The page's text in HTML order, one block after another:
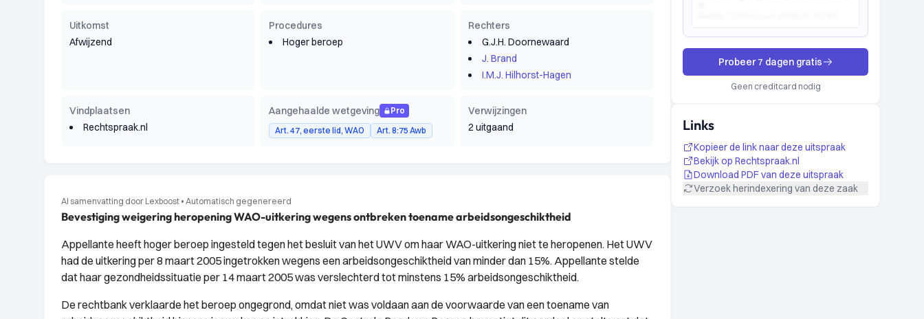
Uitkomst
Afwijzend
Procedures
Hoger beroep
Rechters
G.J.H. Doornewaard
J. Brand
I.M.J. Hilhorst-Hagen
Vindplaatsen
Rechtspraak.nl
Aangehaalde wetgeving
Pro
Art. 47, eerste lid, WAO
Art. 8:75 Awb
Verwijzingen
2 uitgaand
AI samenvatting door Lexboost • Automatisch gegenereerd
Bevestiging weigering heropening WAO-uitkering wegens ontbreken toename arbeidsongeschiktheid
Appellante heeft hoger beroep ingesteld tegen het besluit van het UWV om haar WAO-uitkering niet te heropenen. Het UWV
had de uitkering per 8 maart 2005 ingetrokken wegens een arbeidsongeschiktheid van minder dan 15%. Appellante stelde
dat haar gezondheidssituatie per 14 maart 2005 was verslechterd tot minstens 15% arbeidsongeschiktheid.
De rechtbank verklaarde het beroep ongegrond, omdat niet was voldaan aan de voorwaarde van een toename van
Probeer 7 dagen gratis
Geen creditcard nodig
Links
Kopieer de link naar deze uitspraak
Bekijk op Rechtspraak.nl
Download PDF van deze uitspraak
Verzoek herindexering van deze zaak